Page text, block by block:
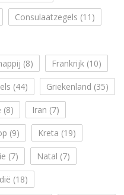
Consulaatzegels (11)
(8) Frankrijk(10)
(44) Griekenland (35)
(8) Iran (7)
(9) Kreta (19)
(7) Natal (7)
(18)